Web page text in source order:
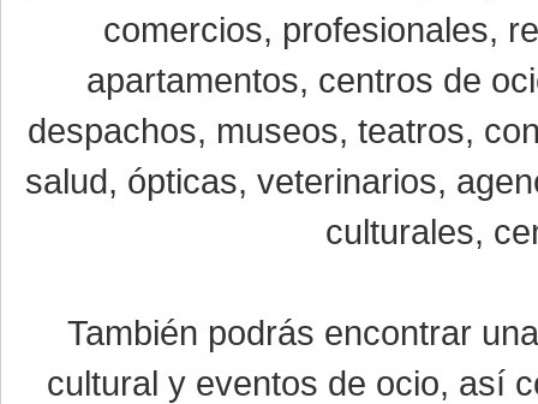
comercios, profesionales,
apartamentos, centros de
despachos, museos, teatros,
salud, ópticas, veterinarios,
culturales,
También podrás encontrar
cultural y eventos de ocio, así